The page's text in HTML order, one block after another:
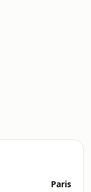
Paris